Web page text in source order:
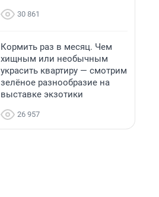
30 861
Кормить раз в месяц. Чем
хищным или необычным
украсить квартиру — смотрим
зелёное разнообразие на
выставке экзотики
26 957